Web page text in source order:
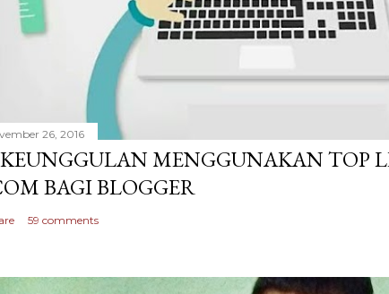
26, 2016
MENGGUNAKAN TOP
BAGI BLOGGER
59 comments